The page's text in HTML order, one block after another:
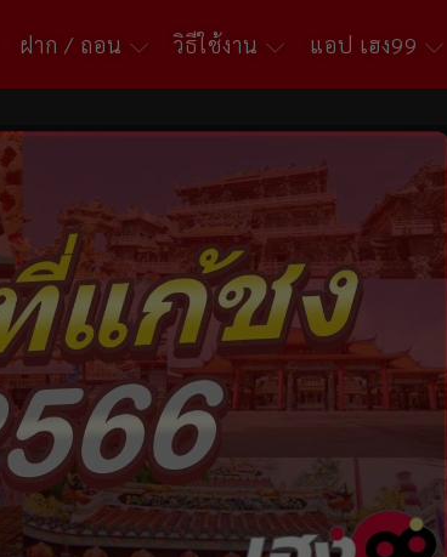
ฝาก / ถอน วิธีใช้งาน แอป เฮง99